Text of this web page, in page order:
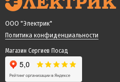
ООО "Электрик"
Политика конфиденциальности
Магазин Сергиев Посад